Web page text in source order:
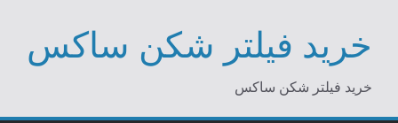
contentخرید فیلتر شکن ساکس
خرید فیلتر شکن ساکس